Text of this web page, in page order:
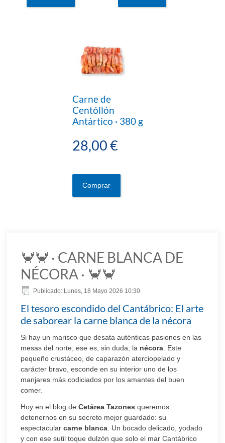
Carne de
Centóllón
Antártico · 380 g
28,00 €
Comprar
🦀🦀 · CARNE BLANCA DE
NÉCORA · 🦀🦀
Publicado: Lunes, 18 Mayo 2026 10:30
El tesoro escondido del Cantábrico: El arte
de saborear la carne blanca de la nécora
Si hay un marisco que desata auténticas pasiones en las
mesas del norte, ese es, sin duda, la nécora. Este
pequeño crustáceo, de caparazón aterciopelado y
carácter bravo, esconde en su interior uno de los
manjares más codiciados por los amantes del buen
comer.
Hoy en el blog de Cetárea Tazones queremos
detenernos en su secreto mejor guardado: su
espectacular carne blanca. Un bocado delicado, yodado
y con ese sutil toque dulzón que solo el mar Cantábrico